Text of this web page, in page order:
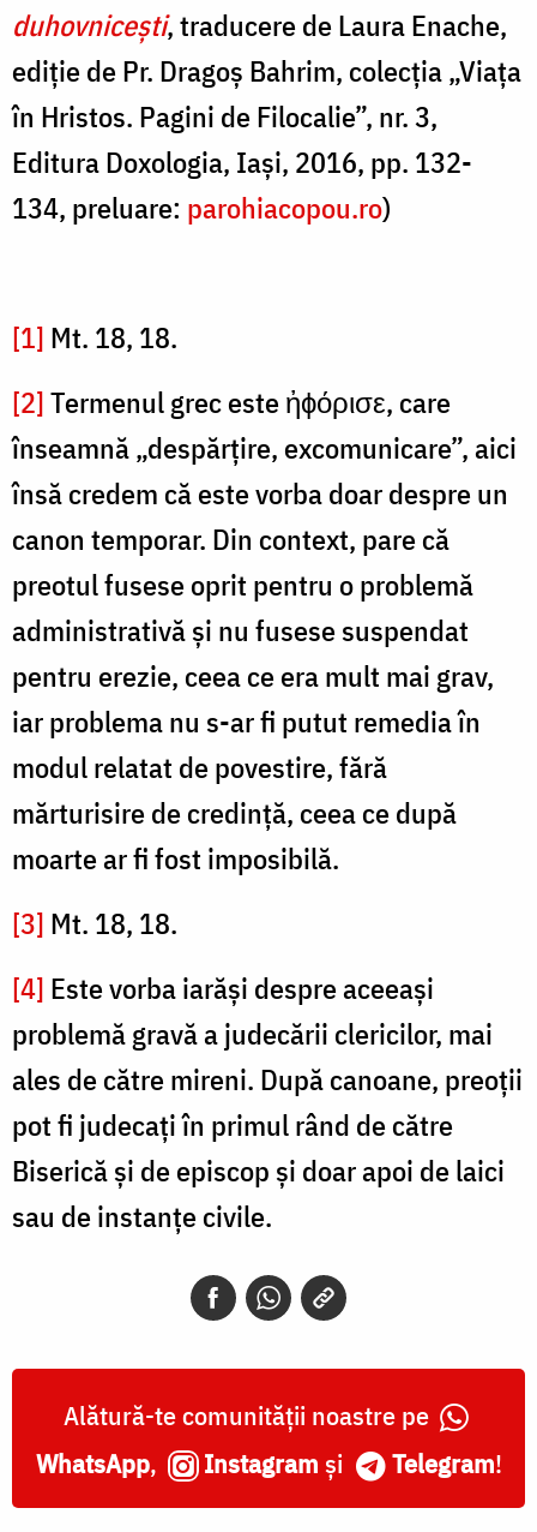
duhovnicești, traducere de Laura Enache,
ediție de Pr. Dragoș Bahrim, colecția „Viața
în Hristos. Pagini de Filocalie”, nr. 3,
Editura Doxologia, Iași, 2016, pp. 132-
134, preluare: parohiacopou.ro)
[1] Mt. 18, 18.
[2]Termenul grec este ἠϕόρισε, care
înseamnă „despărțire, excomunicare”, aici
însă credem că este vorba doar despre un
canon temporar. Din context, pare că
preotul fusese oprit pentru o problemă
administrativă și nu fusese suspendat
pentru erezie, ceea ce era mult mai grav,
iar problema nu s-ar fi putut remedia în
modul relatat de povestire, fără
mărturisire de credință, ceea ce după
moarte ar fi fost imposibilă.
[3] Mt. 18, 18.
[4] Este vorba iarăși despre aceeași
problemă gravă a judecării clericilor, mai
ales de către mireni. După canoane, preoții
pot fi judecați în primul rând de către
Biserică și de episcop și doar apoi de laici
sau de instanțe civile.
Alătură-te comunității noastre pe
WhatsApp, Instagram și Telegram!